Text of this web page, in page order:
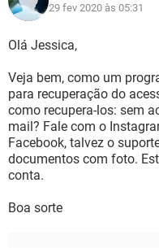
29 fev 2020 às 05:31
Olá Jessica,
Veja bem, como um
para recuperação do
como recupera-los: sem
mail? Fale com o
Facebook, talvez o
documentos com foto.
conta.
Boa sorte